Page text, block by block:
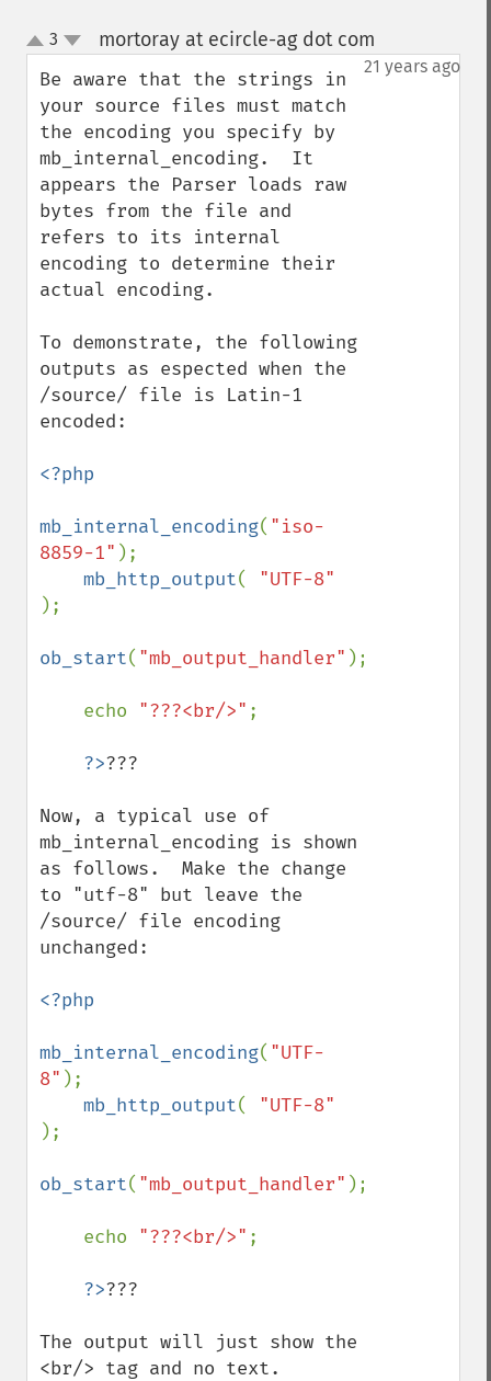
up
down
3 mortoray at ecircle-ag dot com
21 years ago
Be aware that the strings in
your source files must match
the encoding you specify by
mb_internal_encoding.  It
appears the Parser loads raw
bytes from the file and
refers to its internal
encoding to determine their
actual encoding.
To demonstrate, the following
outputs as espected when the
/source/ file is Latin-1
encoded:
<?php
mb_internal_encoding( "iso-
8859-1" );
mb_http_output(
);
ob_start( "mb_output_handler" );
    echo
"???<br/>" ;
?>???
Now, a typical use of
mb_internal_encoding is shown
as follows.  Make the change
to "utf-8" but leave the
/source/ file encoding
unchanged:
<?php
mb_internal_encoding( "UTF-
8" );
mb_http_output(
);
ob_start( "mb_output_handler" );
    echo
"???<br/>" ;
?>???
The output will just show the
<br/> tag and no text.